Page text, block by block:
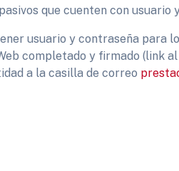
que cuenten con usuario
usuario y contraseña para
completado y firmado (link
a la casilla de correo